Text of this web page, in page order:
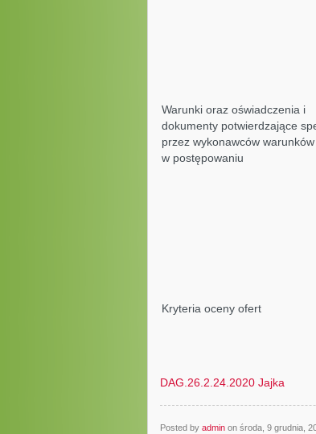
Warunki oraz oświadczenia i
dokumenty potwierdzające
przez wykonawców warunków
w postępowaniu
Kryteria oceny ofert
DAG.26.2.24.2020 Jajka
Posted by adminon środa, 9 grudnia,